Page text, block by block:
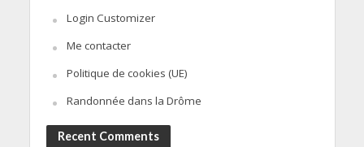
Login Customizer
Me contacter
Politique de cookies (UE)
Randonnée dans la Drôme
Recent Comments